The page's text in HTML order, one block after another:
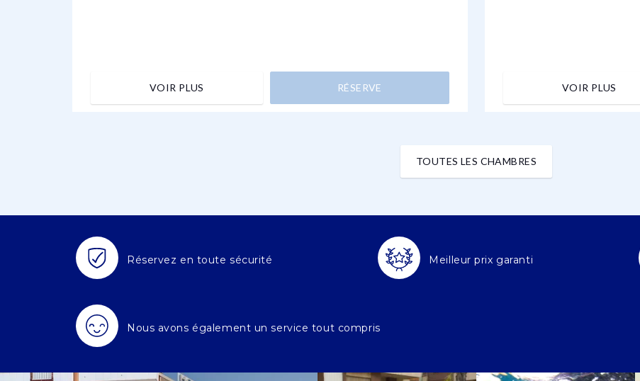
VOIR PLUS RÉSERVE VOIR PLUS
TOUTES LES CHAMBRES
Réservez en toute sécurité Meilleur prix garanti
Nous avons également un service tout compris